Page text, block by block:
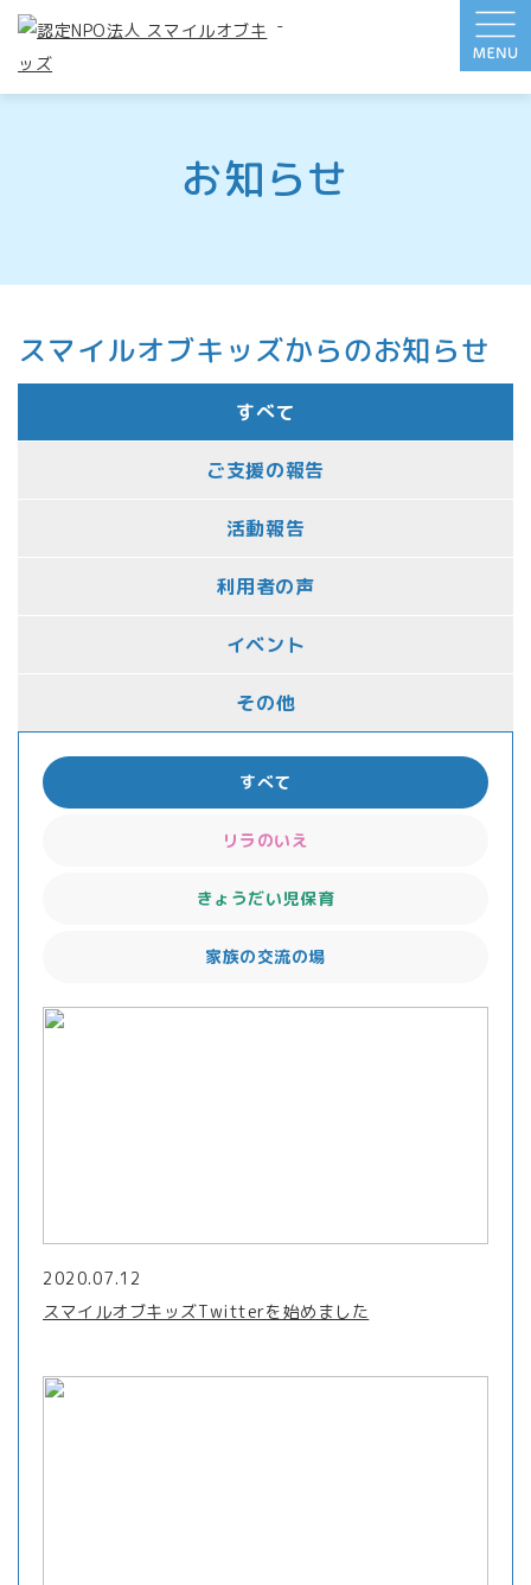
-
お知らせ
スマイルオブキッズからのお知らせ
すべて
ご支援の報告
活動報告
利用者の声
イベント
その他
すべて
リラのいえ
きょうだい児保育
家族の交流の場
2020.07.12
スマイルオブキッズTwitterを始めました